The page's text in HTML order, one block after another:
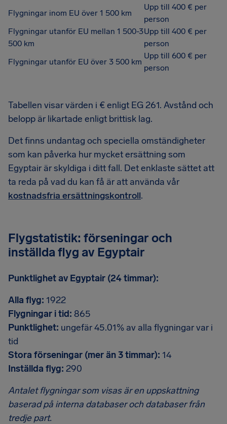
Flygningar inom EU över 1 500 km
Upp till 400 € per
person
Flygningar utanför EU mellan 1 500-3
500 km
Upp till 400 € per
person
Flygningar utanför EU över 3 500 km
Upp till 600 € per
person
Tabellen visar värden i € enligt EG 261. Avstånd och
belopp är likartade enligt brittisk lag.
Det finns undantag och speciella omständigheter
som kan påverka hur mycket ersättning som
Egyptair är skyldiga i ditt fall. Det enklaste sättet att
ta reda på vad du kan få är att använda vår
kostnadsfria ersättningskontroll.
Flygstatistik: förseningar och
inställda flyg av Egyptair
Punktlighet av Egyptair (24 timmar):
Alla flyg: 1922
Flygningar i tid: 865
Punktlighet: ungefär 45.01% av alla flygningar var i
tid
Stora förseningar (mer än 3 timmar): 14
Inställda flyg: 290
Antalet flygningar som visas är en uppskattning
baserad på interna databaser och databaser från
tredje part.